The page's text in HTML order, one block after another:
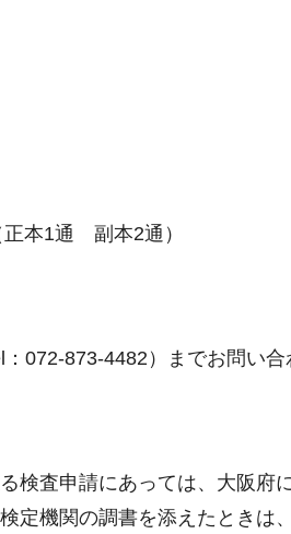
本1通 副本2通）
072-873-4482）までお問い合
検査申請にあっては、大阪府
機関の調書を添えたときは